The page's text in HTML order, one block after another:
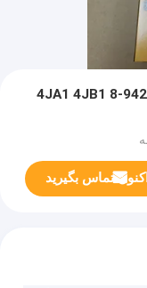
رینگ پیستون 4JA1 4JB1 8-94247-867-0 5-87311082-0
اکنون تماس بگیرید